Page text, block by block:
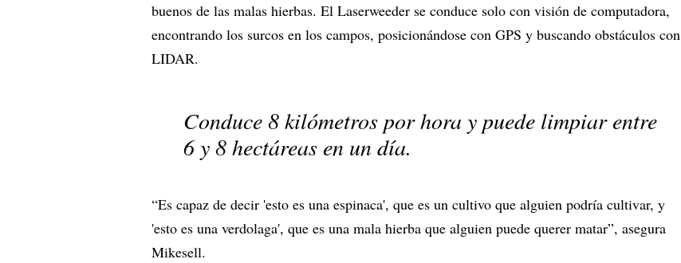
buenos de las malas hierbas. El Laserweeder se conduce solo con visión de computadora,
encontrando los surcos en los campos, posicionándose con GPS y buscando obstáculos con
LIDAR.
Conduce 8 kilómetros por hora y puede limpiar entre
6 y 8 hectáreas en un día.
“Es capaz de decir 'esto es una espinaca', que es un cultivo que alguien podría cultivar, y
'esto es una verdolaga', que es una mala hierba que alguien puede querer matar”, asegura
Mikesell.